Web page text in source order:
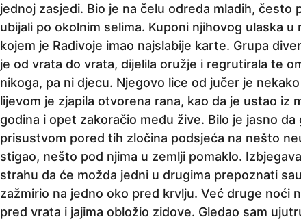
jednoj zasjedi. Bio je na čelu odreda mladih, često
ubijali po okolnim selima. Kuponi njihovog ulaska
kojem je Radivoje imao najslabije karte. Grupa
je od vrata do vrata, dijelila oružje i regrutirala te
nikoga, pa ni djecu. Njegovo lice od jučer je
lijevom je zjapila otvorena rana, kao da je ustao iz
godina i opet zakoračio među žive. Bilo je jasno
prisustvom pored tih zločina podsjeća na nešto
stigao, nešto pod njima u zemlji pomaklo.
strahu da će možda jedni u drugima prepoznati
zažmirio na jedno oko pred krvlju. Već druge noći
pred vrata i jajima obložio zidove. Gledao sam